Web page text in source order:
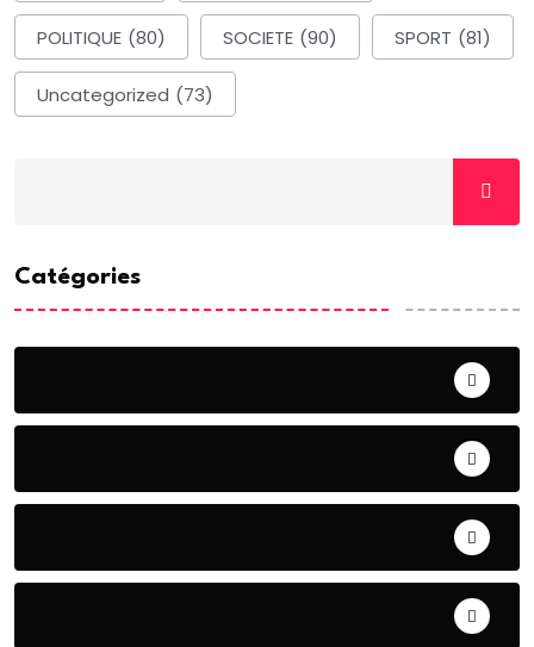
POLITIQUE (80) SOCIETE (90) SPORT (81)
Uncategorized (73)
Catégories